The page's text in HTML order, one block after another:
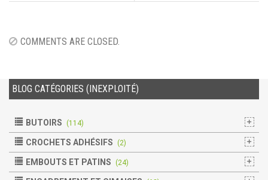
COMMENTS ARE CLOSED.
BLOG CATÉGORIES (INEXPLOITÉ)
BUTOIRS (114)
CROCHETS ADHÉSIFS (2)
EMBOUTS ET PATINS (24)